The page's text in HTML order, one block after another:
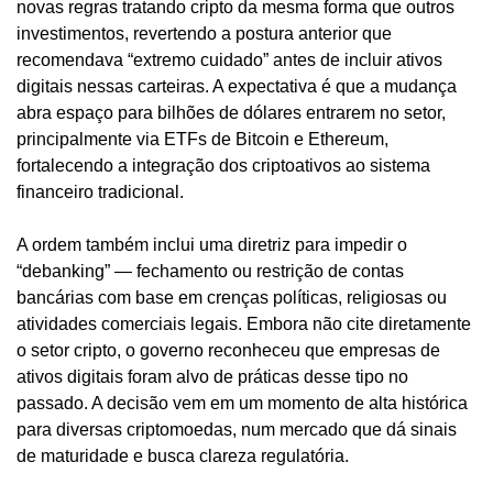
novas regras tratando cripto da mesma forma que outros
investimentos, revertendo a postura anterior que
recomendava “extremo cuidado” antes de incluir ativos
digitais nessas carteiras. A expectativa é que a mudança
abra espaço para bilhões de dólares entrarem no setor,
principalmente via ETFs de Bitcoin e Ethereum,
fortalecendo a integração dos criptoativos ao sistema
financeiro tradicional.
A ordem também inclui uma diretriz para impedir o
“debanking” — fechamento ou restrição de contas
bancárias com base em crenças políticas, religiosas ou
atividades comerciais legais. Embora não cite diretamente
o setor cripto, o governo reconheceu que empresas de
ativos digitais foram alvo de práticas desse tipo no
passado. A decisão vem em um momento de alta histórica
para diversas criptomoedas, num mercado que dá sinais
de maturidade e busca clareza regulatória.